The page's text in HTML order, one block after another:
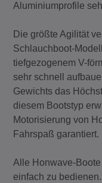
Aluminiumprofile
Die größte Agilität
Schlauchboot-
tiefgezogenem V-
sehr schnell
Gewichts das
diesem Bootstyp
Motorisierung von
Fahrspaß garantiert.
Alle Honwave-
einfach zu